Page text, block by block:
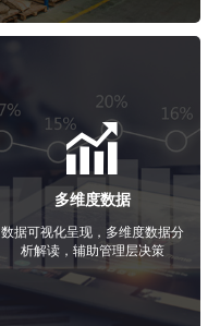
多维度数据
数据可视化呈现，多维度数据分
析解读，辅助管理层决策